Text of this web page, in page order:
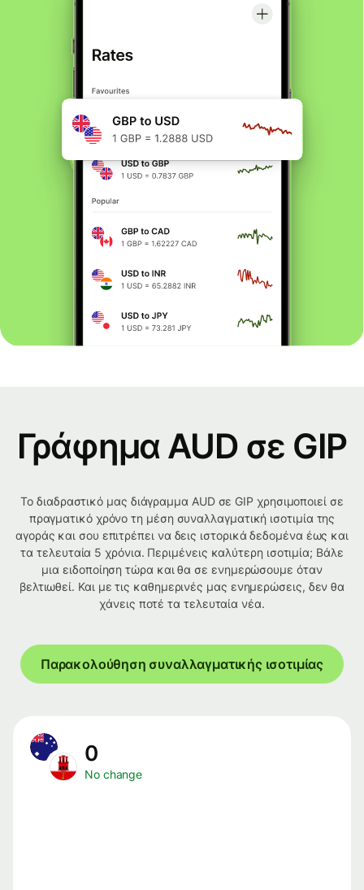
Γράφημα AUD σε GIP
Το διαδραστικό μας διάγραμμα AUD σε GIP χρησιμοποιεί σε
πραγματικό χρόνο τη μέση συναλλαγματική ισοτιμία της
αγοράς και σου επιτρέπει να δεις ιστορικά δεδομένα έως και
τα τελευταία 5 χρόνια. Περιμένεις καλύτερη ισοτιμία; Βάλε
μια ειδοποίηση τώρα και θα σε ενημερώσουμε όταν
βελτιωθεί. Και με τις καθημερινές μας ενημερώσεις, δεν θα
χάνεις ποτέ τα τελευταία νέα.
Παρακολούθηση συναλλαγματικής ισοτιμίας
0
No change